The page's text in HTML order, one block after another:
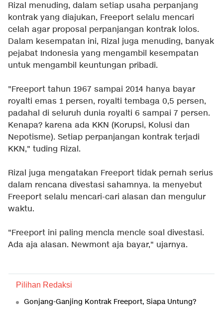
Rizal menuding, dalam setiap usaha perpanjang
kontrak yang diajukan, Freeport selalu mencari
celah agar proposal perpanjangan kontrak lolos.
Dalam kesempatan ini, Rizal juga menuding, banyak
pejabat Indonesia yang mengambil kesempatan
untuk mengambil keuntungan pribadi.
"Freeport tahun 1967 sampai 2014 hanya bayar
royalti emas 1 persen, royalti tembaga 0,5 persen,
padahal di seluruh dunia royalti 6 sampai 7 persen.
Kenapa? karena ada KKN (Korupsi, Kolusi dan
Nepotisme). Setiap perpanjangan kontrak terjadi
KKN," tuding Rizal.
Rizal juga mengatakan Freeport tidak pernah serius
dalam rencana divestasi sahamnya. Ia menyebut
Freeport selalu mencari-cari alasan dan mengulur
waktu.
"Freeport ini paling mencla mencle soal divestasi.
Ada aja alasan. Newmont aja bayar," ujarnya.
Pilihan Redaksi
Gonjang-Ganjing Kontrak Freeport, Siapa Untung?